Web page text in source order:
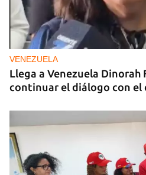
Arturo Sandoval en
Valdés
VENEZUELA
Llega a Venezuela Dinorah
continuar el diálogo con el